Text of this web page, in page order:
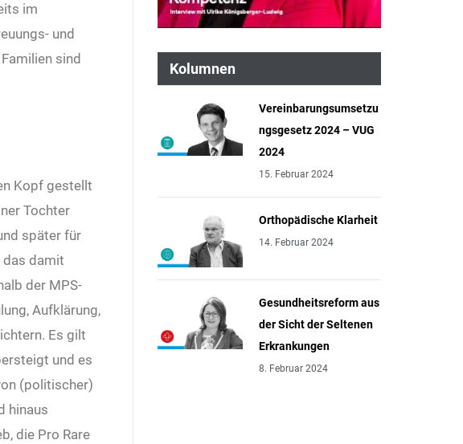
im
und
sind
Kopf gestellt
Tochter
später für
das damit
der MPS-
Aufklärung,
Es gilt
und es
(politischer)
hinaus
die Pro Rare
Kolumnen
Vereinbarungsumsetzu
ngsgesetz 2024 – VUG
2024
15. Februar 2024
Orthopädische Klarheit
14. Februar 2024
Gesundheitsreform aus
der Sicht der Seltenen
Erkrankungen
8. Februar 2024